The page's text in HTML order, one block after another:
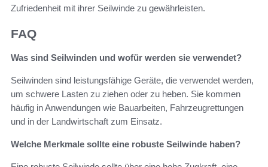
Zufriedenheit mit ihrer Seilwinde zu gewährleisten.
FAQ
Was sind Seilwinden und wofür werden sie verwendet?
Seilwinden sind leistungsfähige Geräte, die verwendet werden,
um schwere Lasten zu ziehen oder zu heben. Sie kommen
häufig in Anwendungen wie Bauarbeiten, Fahrzeugrettungen
und in der Landwirtschaft zum Einsatz.
Welche Merkmale sollte eine robuste Seilwinde haben?